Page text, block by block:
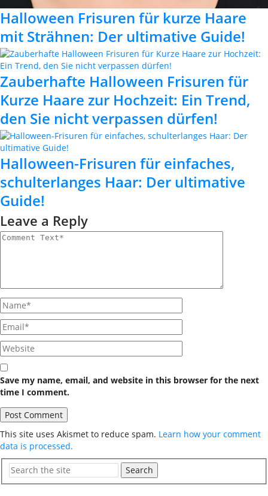
Halloween Frisuren für kurze Haare
mit Strähnen: Der ultimative Guide!
Zauberhafte Halloween Frisuren für
Kurze Haare zur Hochzeit: Ein Trend,
den Sie nicht verpassen dürfen!
Halloween-Frisuren für einfaches,
schulterlanges Haar: Der ultimative
Guide!
Leave a Reply
Save my name, email, and website in this browser for the next
time I comment.
This site uses Akismet to reduce spam. Learn how your comment
data is processed.
Search